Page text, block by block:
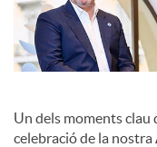
Un dels moments clau
celebració de la nostra